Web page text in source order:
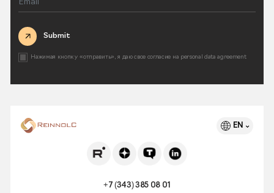
Submit
Нажимая кнопку «отправить», я даю свое согласие на personal data agreement
EN
+7 (343) 385 08 01